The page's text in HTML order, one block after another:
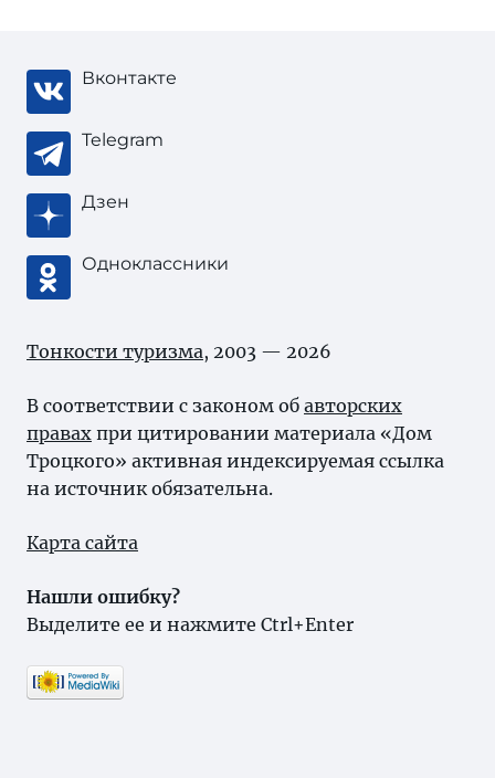
Вконтакте
Telegram
Дзен
Одноклассники
Тонкости туризма, 2003 — 2026
В соответствии с законом об авторских
правах при цитировании материала «Дом
Троцкого» активная индексируемая ссылка
на источник обязательна.
Карта сайта
Нашли ошибку?
Выделите ее и нажмите Ctrl+Enter